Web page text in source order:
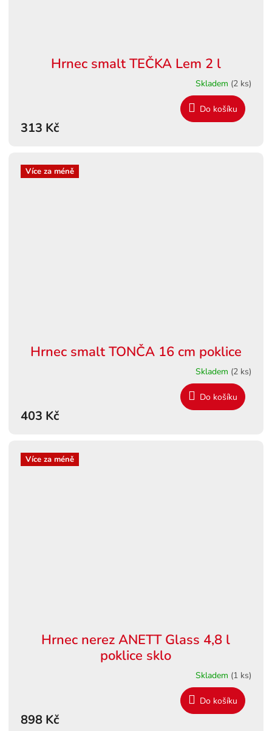
Hrnec smalt TEČKA Lem 2 l
Skladem (2 ks)
313 Kč
Do košíku
Více za méně
Hrnec smalt TONČA 16 cm poklice
Skladem (2 ks)
403 Kč
Do košíku
Více za méně
Hrnec nerez ANETT Glass 4,8 l
poklice sklo
Skladem (1 ks)
898 Kč
Do košíku